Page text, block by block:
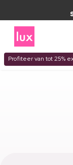
Profiteer van tot 25%